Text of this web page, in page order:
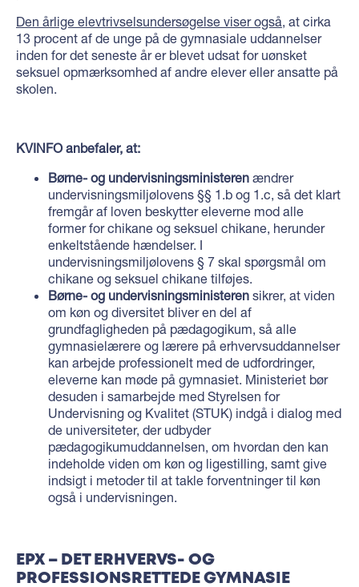
Den årlige elevtrivselsundersøgelse viser også , at cirka
13 procent af de unge på de gymnasiale uddannelser
inden for det seneste år er blevet udsat for uønsket
seksuel opmærksomhed af andre elever eller ansatte på
skolen.
KVINFO anbefaler, at:
Børne- og undervisningsministeren ændrer
undervisningsmiljølovens §§ 1.b og 1.c, så det klart
fremgår af loven beskytter eleverne mod alle
former for chikane og seksuel chikane, herunder
enkeltstående hændelser. I
undervisningsmiljølovens § 7 skal spørgsmål om
chikane og seksuel chikane tilføjes.
Børne- og undervisningsministeren sikrer, at viden
om køn og diversitet bliver en del af
grundfagligheden på pædagogikum, så alle
gymnasielærere og lærere på erhvervsuddannelser
kan arbejde professionelt med de udfordringer,
eleverne kan møde på gymnasiet. Ministeriet bør
desuden i samarbejde med Styrelsen for
Undervisning og Kvalitet (STUK) indgå i dialog med
de universiteter, der udbyder
pædagogikumuddannelsen, om hvordan den kan
indeholde viden om køn og ligestilling, samt give
indsigt i metoder til at takle forventninger til køn
også i undervisningen.
EPX – DET ERHVERVS- OG
PROFESSIONSRETTEDE GYMNASIE